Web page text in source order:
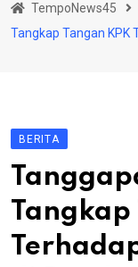
BISNIS
RIAU
PERISTIWA
OLAHRAGA
PENDIDIKAN
TempoNews45
Tangkap Tangan KPK
BERITA